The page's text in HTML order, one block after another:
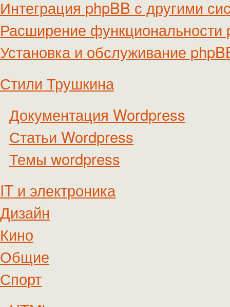
Интеграция phpBB с другими
Расширение функциональности
Установка и обслуживание
Стили Трушкина
Документация Wordpress
Статьи Wordpress
Темы wordpress
IT и электроника
Дизайн
Кино
Общие
Спорт